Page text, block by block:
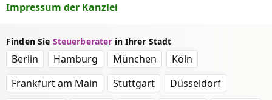
Impressum der Kanzlei
Finden Sie Steuerberater in Ihrer Stadt
Berlin Hamburg München
Köln
Frankfurt am Main
Stuttgart
Düsseldorf